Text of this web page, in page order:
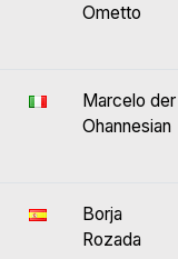
Ometto
Marcelo der
Ohannesian
Borja
Rozada